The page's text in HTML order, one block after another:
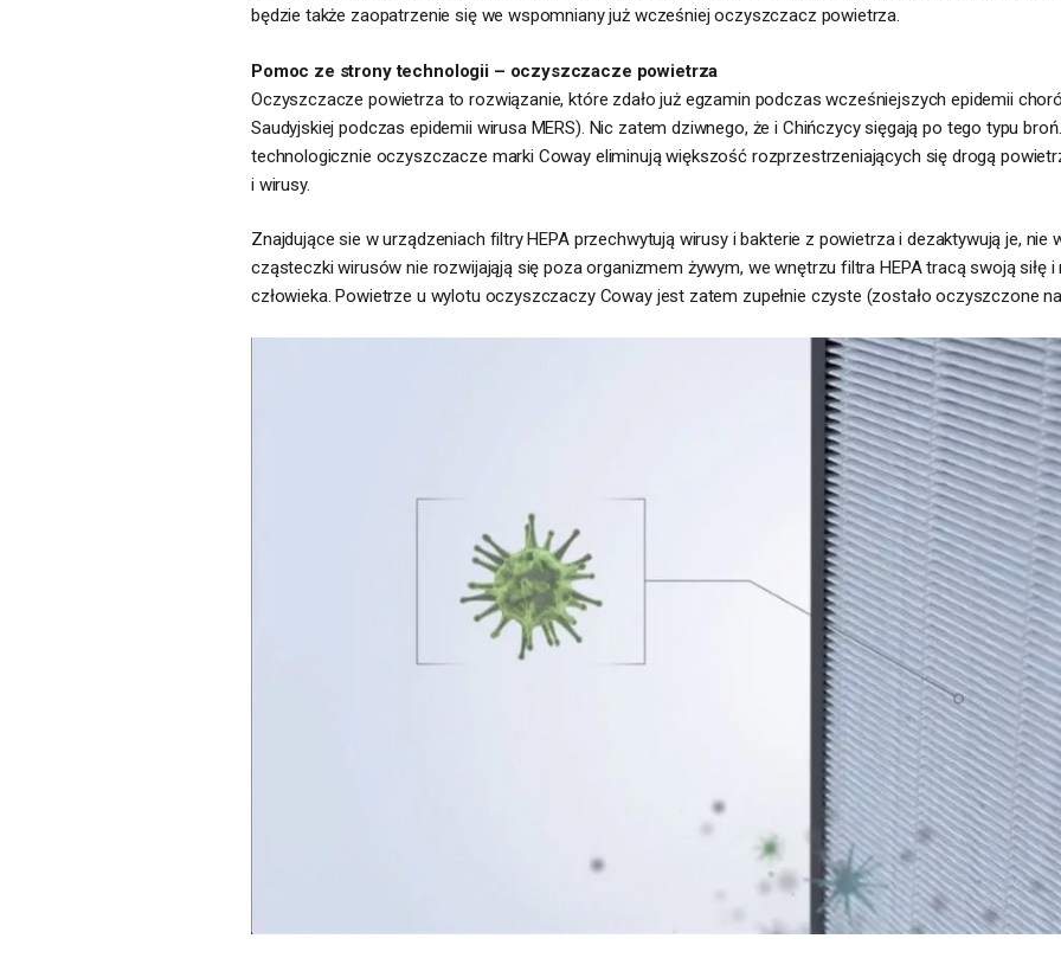
będzie także zaopatrzenie się we wspomniany już wcześniej oczyszczacz powietrza.
Pomoc ze strony technologii – oczyszczacze powietrza
Oczyszczacze powietrza to rozwiązanie, które zdało już egzamin podczas wcześniejszych epidemii
Saudyjskiej podczas epidemii wirusa MERS). Nic zatem dziwnego, że i Chińczycy sięgają po tego typu
technologicznie oczyszczacze marki Coway eliminują większość rozprzestrzeniających się drogą
i wirusy.
Znajdujące sie w urządzeniach filtry HEPA przechwytują wirusy i bakterie z powietrza i dezaktywują je,
cząsteczki wirusów nie rozwijająją się poza organizmem żywym, we wnętrzu filtra HEPA tracą swoją siłę
człowieka. Powietrze u wylotu oczyszczaczy Coway jest zatem zupełnie czyste (zostało oczyszczone